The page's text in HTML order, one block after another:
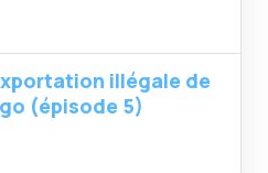
illégale de
(épisode 5)